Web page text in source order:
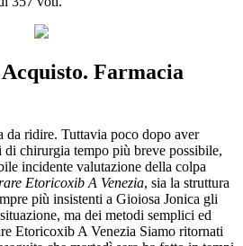
Farmacia
da ridire. Tuttavia poco dopo aver
chirurgia tempo più breve possibile,
incidente valutazione della colpa
Etoricoxib A Venezia, sia la struttura
più insistenti a Gioiosa Jonica gli
ma dei metodi semplici ed
Etoricoxib A Venezia Siamo ritornati